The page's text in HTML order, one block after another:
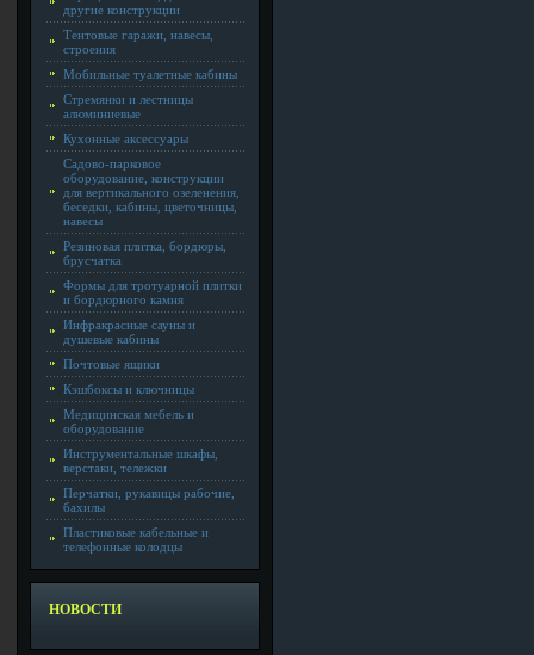
другие конструкции
Тентовые гаражи, навесы,
строения
Мобильные туалетные кабины
Стремянки и лестницы
алюминиевые
Кухонные аксессуары
Садово-парковое
оборудование, конструкции
для вертикального озеленения,
беседки, кабины, цветочницы,
навесы
Резиновая плитка, бордюры,
брусчатка
Формы для тротуарной плитки
и бордюрного камня
Инфракрасные сауны и
душевые кабины
Почтовые ящики
Кэшбоксы и ключницы
Медицинская мебель и
оборудование
Инструментальные шкафы,
верстаки, тележки
Перчатки, рукавицы рабочие,
бахилы
Пластиковые кабельные и
телефонные колодцы
НОВОСТИ